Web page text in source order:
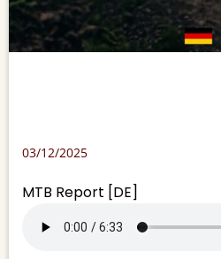
03/12/2025
MTB Report [DE]